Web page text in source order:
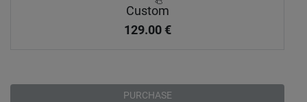
Custom
129.00 €
PURCHASE